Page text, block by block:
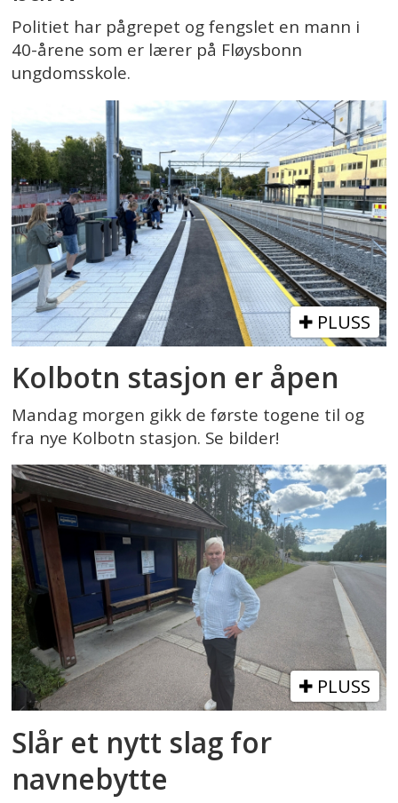
Politiet har pågrepet og fengslet en mann i
40-årene som er lærer på Fløysbonn
ungdomsskole.
PLUSS
Kolbotn stasjon er åpen
Mandag morgen gikk de første togene til og
fra nye Kolbotn stasjon. Se bilder!
PLUSS
Slår et nytt slag for
navnebytte